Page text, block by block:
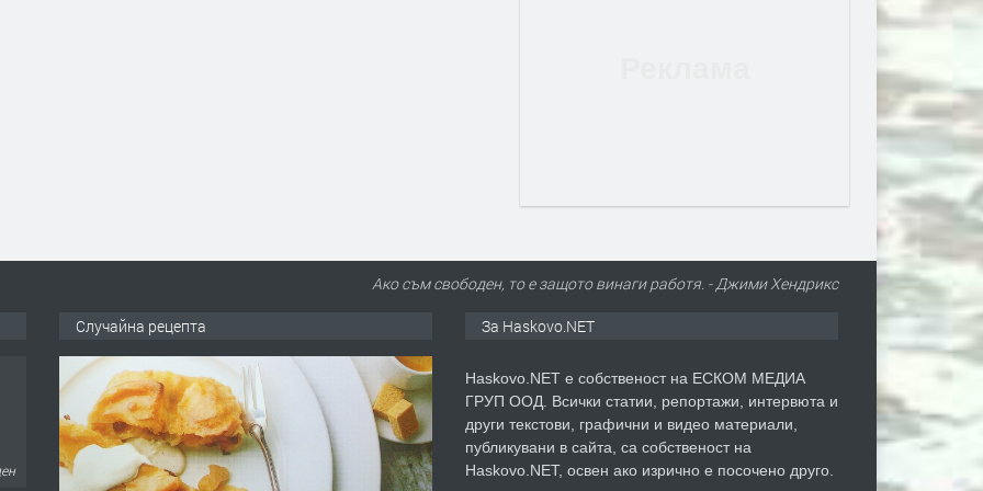
Ако съм свободен, то е защото винаги работя. - Джими Хендрикс
Случайна рецепта За Haskovo.NET
Haskovo.NET е собственост на ЕСКОМ МЕДИА
ГРУП ООД. Всички статии, репортажи, интервюта и
други текстови, графични и видео материали,
публикувани в сайта, са собственост на
Haskovo.NET, освен ако изрично е посочено друго.